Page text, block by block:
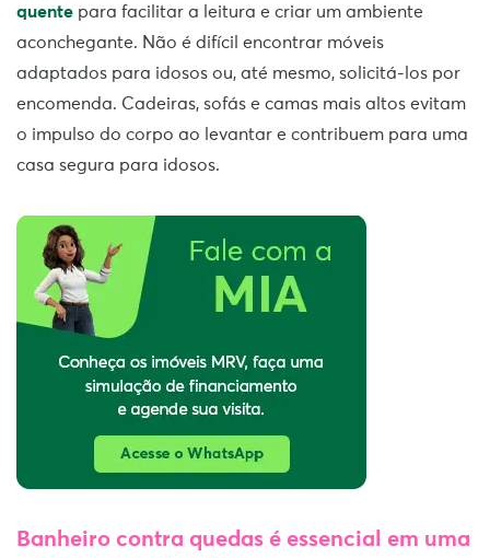
quente para facilitar a leitura e criar um ambiente
aconchegante. Não é difícil encontrar móveis
adaptados para idosos ou, até mesmo, solicitá-los por
encomenda. Cadeiras, sofás e camas mais altos evitam
o impulso do corpo ao levantar e contribuem para uma
casa segura para idosos.
Banheiro contra quedas é essencial em uma